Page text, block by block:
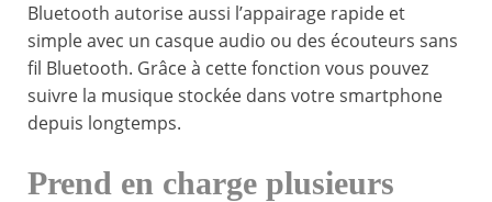
Bluetooth autorise aussi l’appairage rapide et
simple avec un casque audio ou des écouteurs sans
fil Bluetooth. Grâce à cette fonction vous pouvez
suivre la musique stockée dans votre smartphone
depuis longtemps.
Prend en charge plusieurs